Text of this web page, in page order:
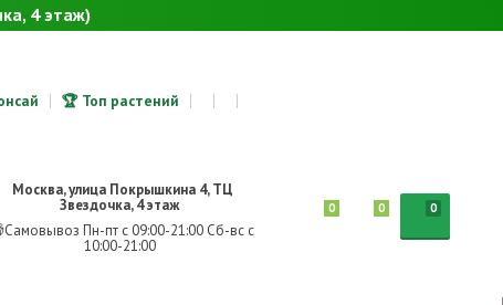
4 этаж)
🏆 Топ растений
Москва, улица Покрышкина 4, ТЦ
Звездочка, 4 этаж
Пн-пт с 09:00-21:00 Сб-вс с
10:00-21:00
0
0 0